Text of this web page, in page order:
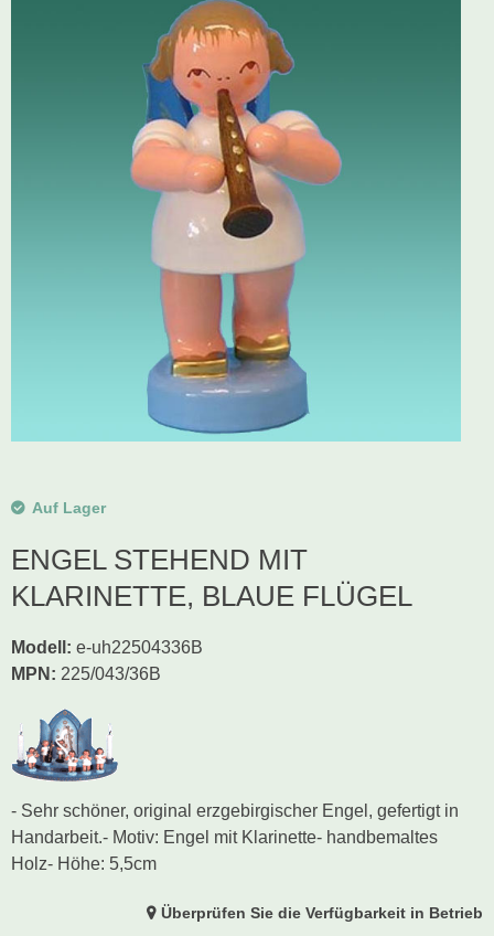
Holzkunst nach Hersteller
Räucherfiguren
Auf Lager
ENGEL STEHEND MIT
KLARINETTE, BLAUE FLÜGEL
Modell : e-uh22504336B
MPN: 225/043/36B
- Sehr schöner, original erzgebirgischer Engel, gefertigt in
Handarbeit.- Motiv: Engel mit Klarinette- handbemaltes
Holz- Höhe: 5,5cm
Überprüfen Sie die Verfügbarkeit in Betrieb